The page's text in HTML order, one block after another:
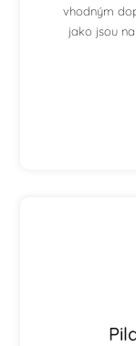
vhodným
jako jsou